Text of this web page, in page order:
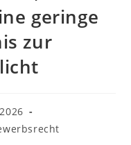
geringe
zur